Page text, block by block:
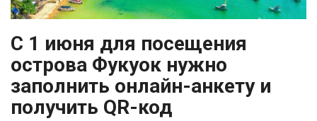
С 1 июня для посещения
острова Фукуок нужно
заполнить онлайн-анкету и
получить QR-код